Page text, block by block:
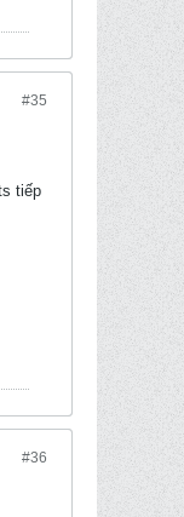
#35
tiếp
#36